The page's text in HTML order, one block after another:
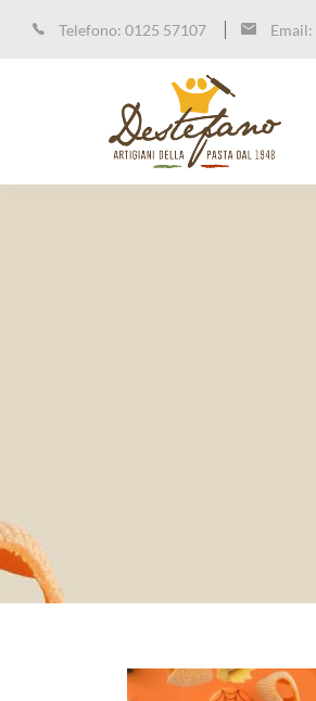
Telefono: 0125 57107 Email: